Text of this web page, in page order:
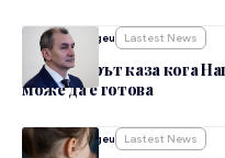
Отadmin_nbgeu Lastest News
Министърът каза кога
може да е готова
Отadmin_nbgeu Lastest News